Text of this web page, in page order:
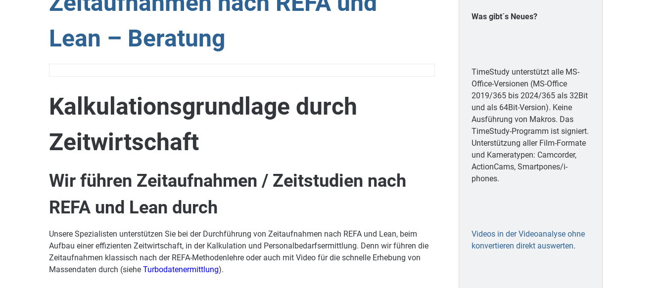
Lean – Beratung
Kalkulationsgrundlage durch
Zeitwirtschaft
Wir führen Zeitaufnahmen / Zeitstudien nach
REFA und Lean durch
Unsere Spezialisten unterstützen Sie bei der Durchführung von Zeitaufnahmen nach REFA und Lean, beim
Aufbau einer effizienten Zeitwirtschaft, in der Kalkulation und Personalbedarfsermittlung. Denn wir führen die
Zeitaufnahmen klassisch nach der REFA-Methodenlehre oder auch mit Video für die schnelle Erhebung von
Massendaten durch (siehe Turbodatenermittlung).
Was gibt´s Neues?
TimeStudy unterstützt alle MS-
Office-Versionen (MS-Office
2019/365 bis 2024/365 als 32Bit
und als 64Bit-Version). Keine
Ausführung von Makros. Das
TimeStudy-Programm ist signiert.
Unterstützung aller Film-Formate
und Kameratypen: Camcorder,
ActionCams, Smartpones/i-
phones.
Videos in der Videoanalyse ohne
konvertieren direkt auswerten.